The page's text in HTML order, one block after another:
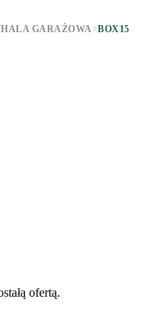
HALA GARAŻOWA>BOX15
ofertą.